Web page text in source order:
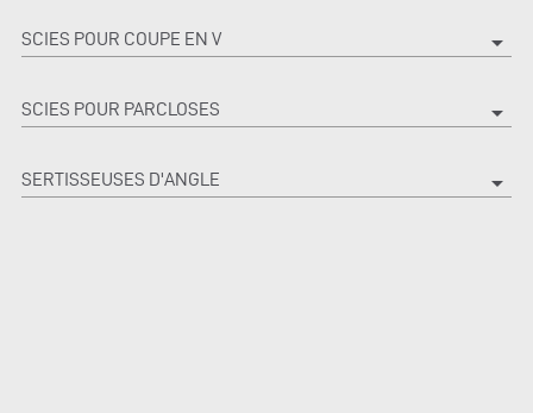
SCIES POUR COUPE EN V arrow_drop_down
SCIES POUR PARCLOSES arrow_drop_down
SERTISSEUSES D'ANGLE arrow_drop_down